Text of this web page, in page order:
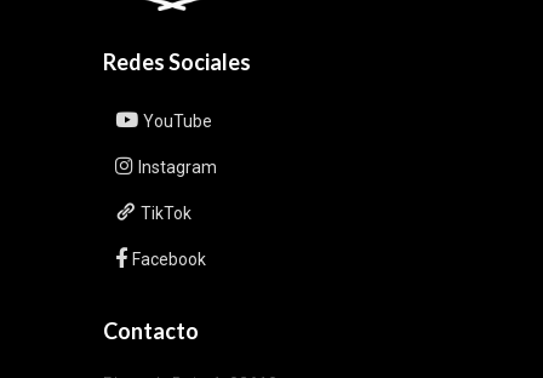
Redes Sociales
YouTube
Instagram
TikTok
Facebook
Contacto